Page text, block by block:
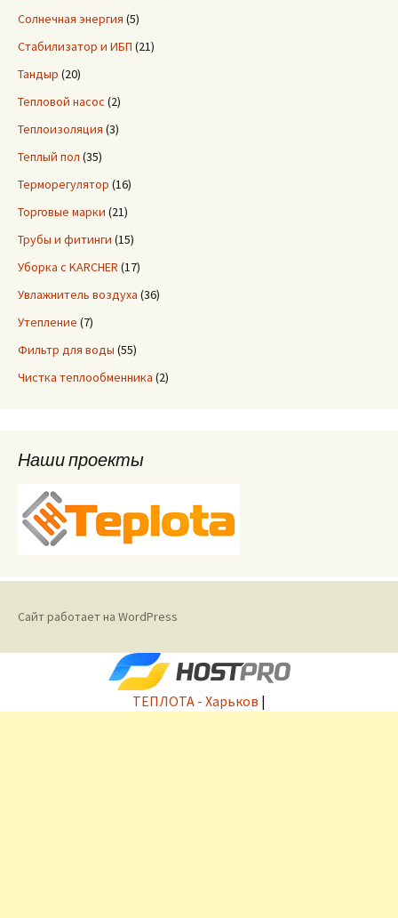
Солнечная энергия (5)
Стабилизатор и ИБП (21)
Тандыр (20)
Тепловой насос (2)
Теплоизоляция (3)
Теплый пол (35)
Терморегулятор (16)
Торговые марки (21)
Трубы и фитинги (15)
Уборка с KARCHER (17)
Увлажнитель воздуха (36)
Утепление (7)
Фильтр для воды (55)
Чистка теплообменника (2)
Наши проекты
Сайт работает на WordPress
ТЕПЛОТА - Харьков |